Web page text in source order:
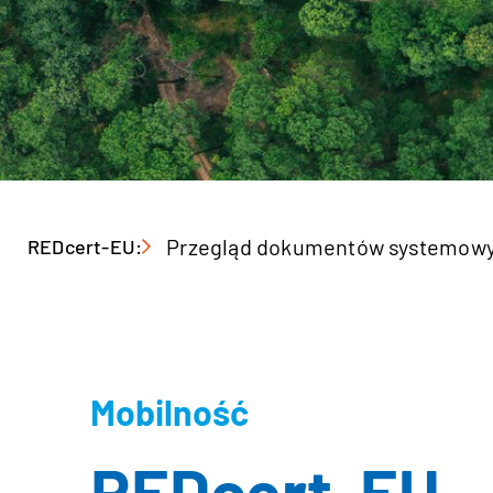
REDcert-EU: Przegląd dokumentów
Mobilność